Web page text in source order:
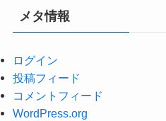
メタ情報
ログイン
投稿フィード
コメントフィード
WordPress.org